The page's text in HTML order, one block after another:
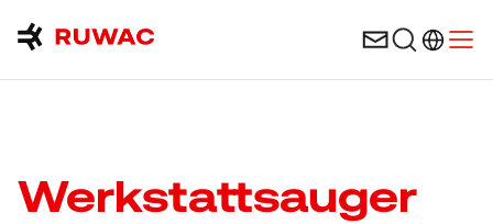
Werkstattsauger